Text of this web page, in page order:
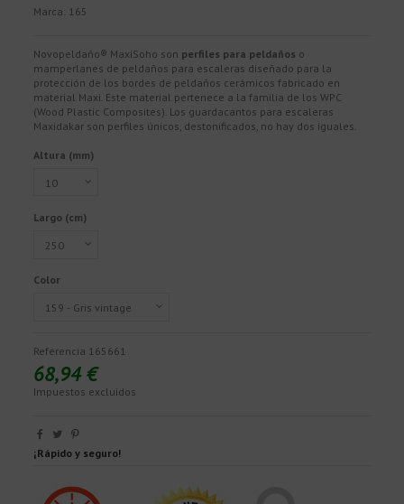
Marca: 165
Novopeldaño® MaxiSoho son perfiles para peldaños o
mamperlanes de peldaños para escaleras diseñado para la
protección de los bordes de peldaños cerámicos fabricado en
material Maxi. Este material pertenece a la familia de los WPC
(Wood Plastic Composites). Los guardacantos para escaleras
Maxidakar son perfiles únicos, destonificados, no hay dos iguales.
Altura (mm)
Largo (cm)
Color
Referencia 165661
68,94 €
Impuestos excluidos
¡Rápido y seguro!